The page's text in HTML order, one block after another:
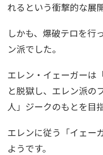
れるという衝撃的な展
しかも、爆破テロを行
ン派でした。
エレン・イェーガーは
と脱獄し、エレン派の
人」ジークのもとを目
エレンに従う「イェー
ようです。